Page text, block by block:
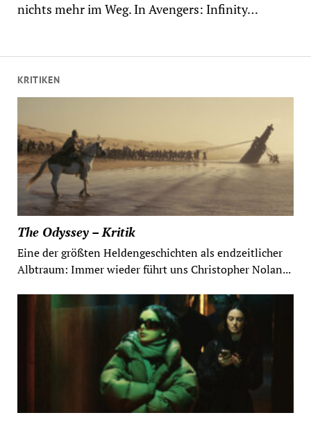
KRITIKEN
The Odyssey – Kritik
Eine der größten Heldengeschichten als endzeitlicher
Albtraum: Immer wieder führt uns Christopher Nolan...
nichts mehr im Weg. In Avengers: Infinity…